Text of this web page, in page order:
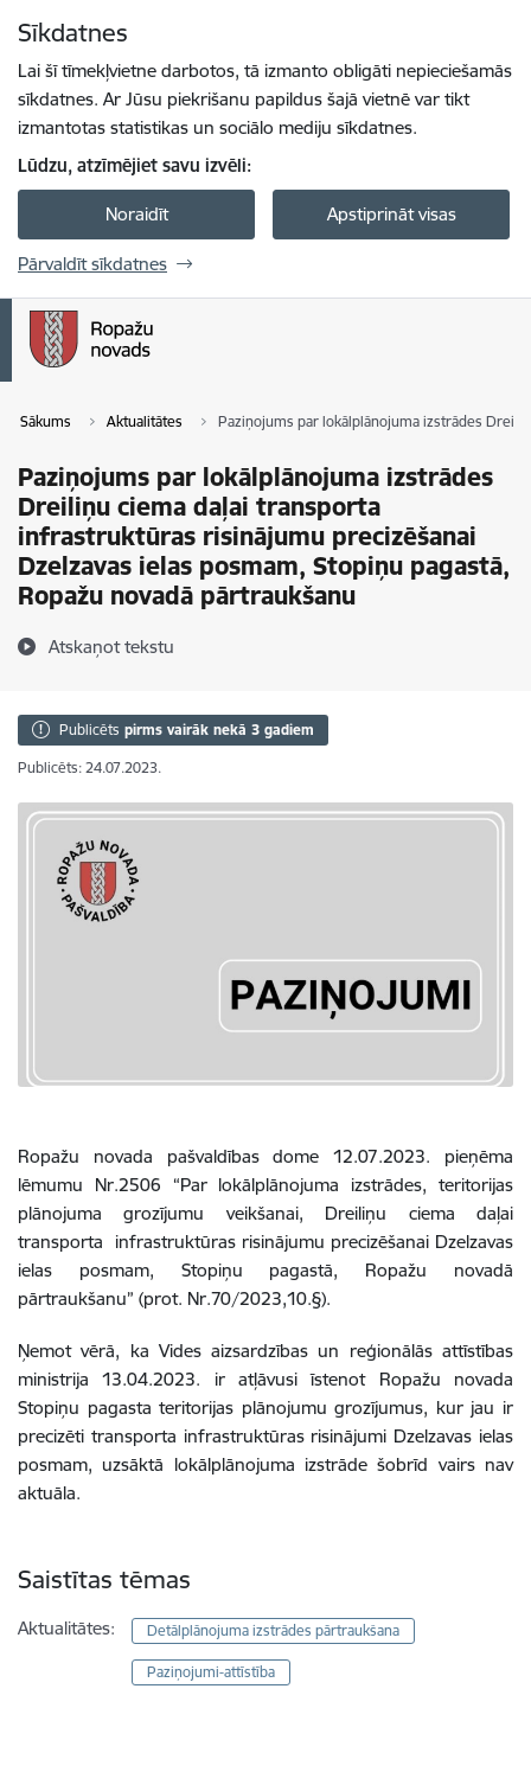
Sīkdatnes
Lai šī tīmekļvietne darbotos, tā izmanto obligāti nepieciešamās
sīkdatnes. Ar Jūsu piekrišanu papildus šajā vietnē var tikt
izmantotas statistikas un sociālo mediju sīkdatnes.
Lūdzu, atzīmējiet savu izvēli:
Noraidīt Apstiprināt visas
Pārvaldīt sīkdatnes
Sākums Aktualitātes Paziņojums par lokālplānojuma izstrādes
Paziņojums par lokālplānojuma izstrādes
Dreiliņu ciema daļai transporta
infrastruktūras risinājumu precizēšanai
Dzelzavas ielas posmam, Stopiņu pagastā,
Ropažu novadā pārtraukšanu
Atskaņot tekstu
Publicēts pirms vairāk nekā 3 gadiem
Publicēts: 24.07.2023.
Ropažu novada pašvaldības dome 12.07.2023. pieņēma
lēmumu Nr.2506 “Par lokālplānojuma izstrādes, teritorijas
plānojuma grozījumu veikšanai, Dreiliņu ciema daļai
transporta infrastruktūras risinājumu precizēšanai Dzelzavas
ielas posmam, Stopiņu pagastā, Ropažu novadā
pārtraukšanu” (prot. Nr.70/2023,10.§).
Ņemot vērā, ka Vides aizsardzības un reģionālās attīstības
ministrija 13.04.2023. ir atļāvusi īstenot Ropažu novada
Stopiņu pagasta teritorijas plānojumu grozījumus, kur jau ir
precizēti transporta infrastruktūras risinājumi Dzelzavas ielas
posmam, uzsāktā lokālplānojuma izstrāde šobrīd vairs nav
aktuāla.
Saistītas tēmas
Aktualitātes: Detālplānojuma izstrādes pārtraukšana
Paziņojumi-attīstība